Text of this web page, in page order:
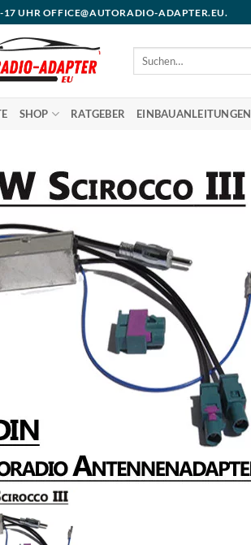
17 UHR OFFICE@AUTORADIO-ADAPTER.EU.
Suchen
SHOP RATGEBER EINBAUANLEITUNGEN